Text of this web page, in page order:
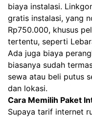
biaya instalasi.
gratis instalasi, yang
Rp750.000, khusus
tertentu, seperti
Ada juga biaya
biasanya sudah
sewa atau beli putus
dan lokasi.
Cara Memilih Paket
Supaya tarif internet